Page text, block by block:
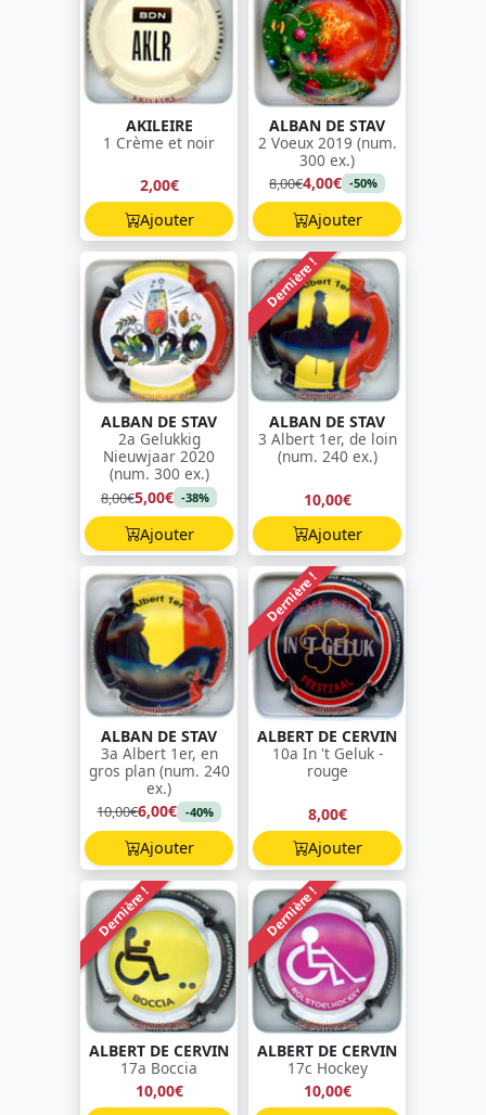
AKILEIRE
1 Crème et noir
2,00€
Ajouter
ALBAN DE STAV
2 Voeux 2019 (num.
300 ex.)
8,00€4,00€ -50%
Ajouter
ALBAN DE STAV
2a Gelukkig
Nieuwjaar 2020
(num. 300 ex.)
8,00€5,00€ -38%
Ajouter
Dernière !
ALBAN DE STAV
3 Albert 1er, de loin
(num. 240 ex.)
10,00€
Ajouter
ALBAN DE STAV
3a Albert 1er, en
gros plan (num. 240
ex.)
10,00€6,00€ -40%
Ajouter
Dernière !
ALBERT DE CERVIN
10a In 't Geluk -
rouge
8,00€
Ajouter
Dernière !
ALBERT DE CERVIN
17a Boccia
10,00€
Dernière !
ALBERT DE CERVIN
17c Hockey
10,00€